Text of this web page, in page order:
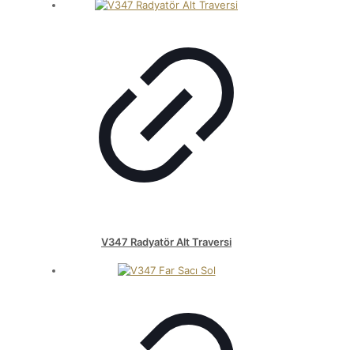
V347 Radyatör Alt Traversi